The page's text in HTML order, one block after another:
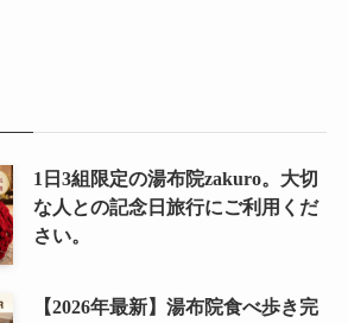
1日3組限定の湯布院zakuro。大切
な人との記念日旅行にご利用くだ
さい。
【2026年最新】湯布院食べ歩き完